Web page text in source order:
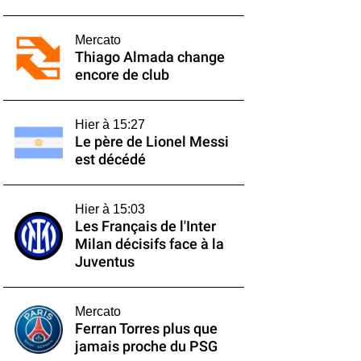
Mercato
Thiago Almada change
encore de club
Hier à 15:27
Le père de Lionel Messi
est décédé
Hier à 15:03
Les Français de l'Inter
Milan décisifs face à la
Juventus
Mercato
Ferran Torres plus que
jamais proche du PSG